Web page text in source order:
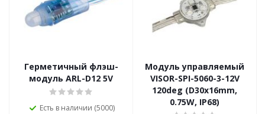
Герметичный флэш-
модуль ARL-D12 5V
Есть в наличии (5000)
Модуль управляемый
VISOR-SPI-5060-3-12V
120deg (D30x16mm,
0.75W, IP68)